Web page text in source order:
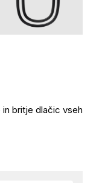
britje dlačic vseh